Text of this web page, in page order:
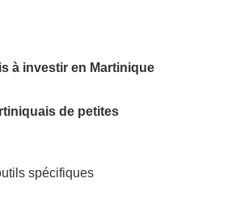
à investir en Martinique
de petites
spécifiques